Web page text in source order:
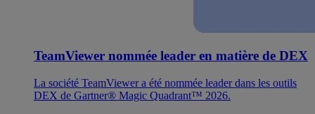
TeamViewer nommée leader en matière de DEX
La société TeamViewer a été nommée leader dans les outils
DEX de Gartner® Magic Quadrant™ 2026.